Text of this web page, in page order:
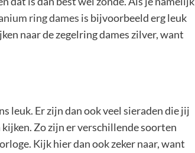
ring dames is bijvoorbeeld erg leuk
naar de zegelring dames zilver, want
leuk. Er zijn dan ook veel sieraden die jij
Zo zijn er verschillende soorten
Kijk hier dan ook zeker naar, want